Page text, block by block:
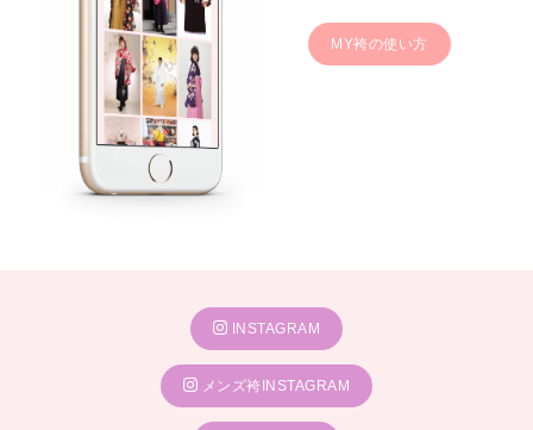
MY袴の使い方
INSTAGRAM
メンズ袴INSTAGRAM